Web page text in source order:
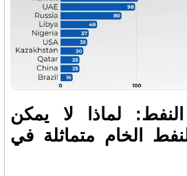
لماذا لا يمكن
الخام متماثلة في